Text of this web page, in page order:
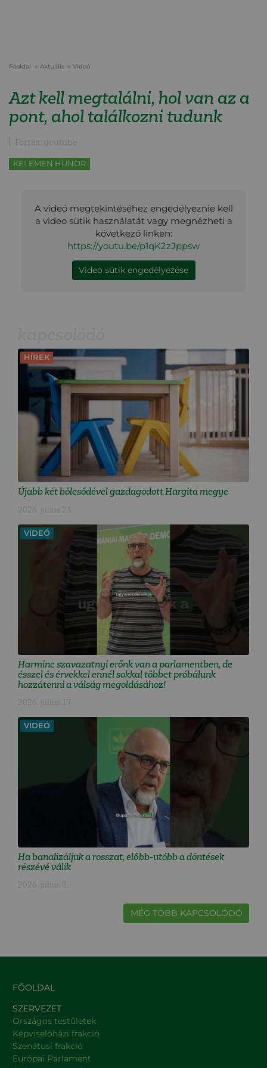
Főoldal Aktuális Videó
Azt kell megtalálni, hol van az a
pont, ahol találkozni tudunk
Forrás: youtube
KELEMEN HUNOR
A videó megtekintéséhez engedélyeznie kell
a video sütik használatát vagy megnézheti a
következő linken:
https://youtu.be/p1qK2zJppsw
Video sütik engedélyezése
HÍREK
Újabb két bölcsődével gazdagodott Hargita megye
2026. július 23.
VIDEÓ
Harminc szavazatnyi erőnk van a parlamentben, de
ésszel és érvekkel ennél sokkal többet próbálunk
hozzátenni a válság megoldásához!
2026. július 17.
VIDEÓ
Ha banalizáljuk a rosszat, előbb-utóbb a döntések
részévé válik
2026. július 8.
MÉG TÖBB KAPCSOLÓDÓ
FŐOLDAL
SZERVEZET
Országos testületek
Képviselőházi frakció
Szenátusi frakció
Európai Parlament